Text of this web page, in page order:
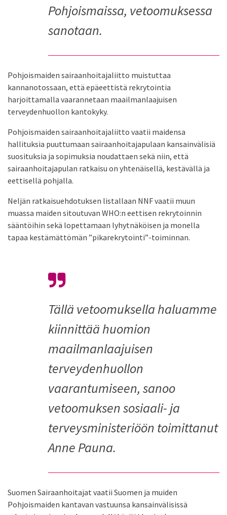
Pohjoismaissa, vetoomuksessa
sanotaan.
Pohjoismaiden sairaanhoitajaliitto muistuttaa
kannanotossaan, että epäeettistä rekrytointia
harjoittamalla vaarannetaan maailmanlaajuisen
terveydenhuollon kantokyky.
Pohjoismaiden sairaanhoitajaliitto vaatii maidensa
hallituksia puuttumaan sairaanhoitajapulaan kansainvälisiä
suosituksia ja sopimuksia noudattaen sekä niin, että
sairaanhoitajapulan ratkaisu on yhtenäisellä, kestävällä ja
eettisellä pohjalla.
Neljän ratkaisuehdotuksen listallaan NNF vaatii muun
muassa maiden sitoutuvan WHO:n eettisen rekrytoinnin
sääntöihin sekä lopettamaan lyhytnäköisen ja monella
tapaa kestämättömän ”pikarekrytointi”-toiminnan.
Tällä vetoomuksella haluamme
kiinnittää huomion
maailmanlaajuisen
terveydenhuollon
vaarantumiseen, sanoo
vetoomuksen sosiaali- ja
terveysministeriöön toimittanut
Anne Pauna.
Suomen Sairaanhoitajat vaatii Suomen ja muiden
Pohjoismaiden kantavan vastuunsa kansainvälisissä